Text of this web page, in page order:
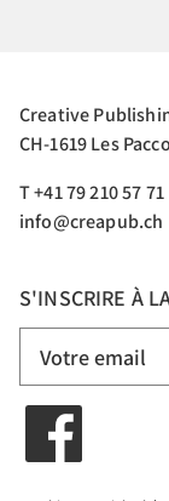
Creative
CH-1619 Les
T +41 79 210 57 71
info@creapub.ch
S'INSCRIRE À